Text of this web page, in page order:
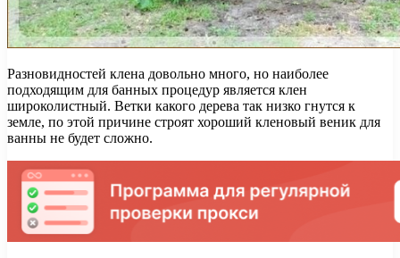
Разновидностей клена довольно много, но наиболее
подходящим для банных процедур является клен
широколистный. Ветки какого дерева так низко гнутся к
земле, по этой причине строят хороший кленовый веник для
ванны не будет сложно.